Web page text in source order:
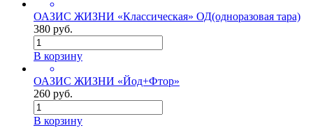
ОАЗИС ЖИЗНИ «Классическая» ОД(одноразовая тара)
380 руб.
В корзину
ОАЗИС ЖИЗНИ «Йод+Фтор»
260 руб.
В корзину